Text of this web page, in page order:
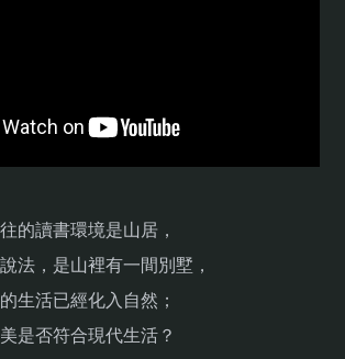
的讀書環境是山居，
法，是山裡有一間別墅，
生活已經化入自然；
是否符合現代生活？